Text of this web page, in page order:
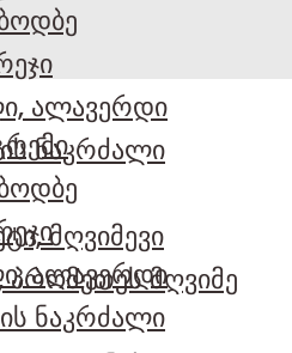
ალავერდი
ნაკრძალი
მღვიმევი
პრომეთეს მღვიმე
ალავერდი
ნაკრძალი